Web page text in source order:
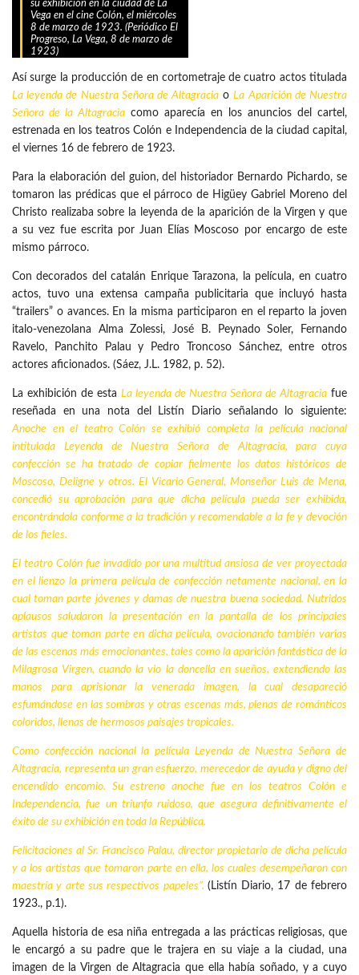
su exhibición en la ciudad de La
Vega en el cine Colón, el miércoles
8 de marzo de 1923. (Periódico El
Progreso, La Vega, 8 de marzo de
1923)
Así surge la producción de en cortometraje de cuatro actos titulada
La leyenda de Nuestra Señora de Altagracia oLa Aparición de Nuestra
Señora de la Altagracia como aparecía en los anuncios del cartel,
estrenada en los teatros Colón e Independencia de la ciudad capital,
el viernes 16 de febrero de 1923.
Para la elaboración del guion, del historiador Bernardo Pichardo, se
tomaron las prédicas que el párroco de Higüey Gabriel Moreno del
Christo realizaba sobre la leyenda de la aparición de la Virgen y que
a su vez fue escrita por Juan Elías Moscoso por encargo de este
mismo párroco.
Con decorados del catalán Enrique Tarazona, la película, en cuatro
actos, tuvo una extensa campaña publicitaria que incluyó hasta
“trailers” o avances. En la misma participaron en el reparto la joven
italo-venezolana Alma Zolessi, José B. Peynado Soler, Fernando
Ravelo, Panchito Palau y Pedro Troncoso Sánchez, entre otros
actores aficionados. (Sáez, J.L. 1982, p. 52).
La exhibición de esta La leyenda de Nuestra Señora de Altagracia fue
reseñada en una nota del Listín Diario señalando lo siguiente:
Anoche en el teatro Colón se exhibió completa la película nacional
intitulada Leyenda de Nuestra Señora de Altagracia, para cuya
confección se ha tratado de copiar fielmente los datos históricos de
Moscoso, Deligne y otros. El Vicario General, Monseñor Luis de Mena,
concedió su aprobación para que dicha película pueda ser exhibida,
encontrándola conforme a la tradición y recomendable a la fe y devoción
de los fieles.
El teatro Colón fue invadido por una multitud ansiosa de ver proyectada
en el lienzo la primera película de confección netamente nacional, en la
cual toman parte jóvenes y damas de nuestra buena sociedad. Nutridos
aplausos saludaron la presentación en la pantalla de los principales
artistas que toman parte en dicha película, ovacionando también varias
de las escenas más emocionantes, tales como la aparición fantástica de la
Milagrosa Virgen, cuando la vio la doncella en sueños, extendiendo las
manos para aprisionar la venerada imagen, la cual desapareció
esfumándose en las sombras y otras escenas más, plenas de románticos
coloridos, llenas de hermosos paisajes tropicales.
Como confección nacional la película Leyenda de Nuestra Señora de
Altagracia, representa un gran esfuerzo, merecedor de ayuda y digno del
encendido encomio. Su estreno anoche fue en los teatros Colón e
Independencia, fue un triunfo ruidoso, que asegura definitivamente el
éxito de su exhibición en toda la República.
Felicitaciones al Sr. Francisco Palau, director propietario de dicha película
y a los artistas que tomaron parte en ella, los cuales desempeñaron con
maestría y arte sus respectivos papeles”. (Listín Diario, 17 de febrero
1923., p.1).
Aquella historia de esa niña entregada a las prácticas religiosas, que
le encargó a su padre que le trajera en su viaje a la ciudad, una
imagen de la Virgen de Altagracia que ella había soñado, y a cuyo